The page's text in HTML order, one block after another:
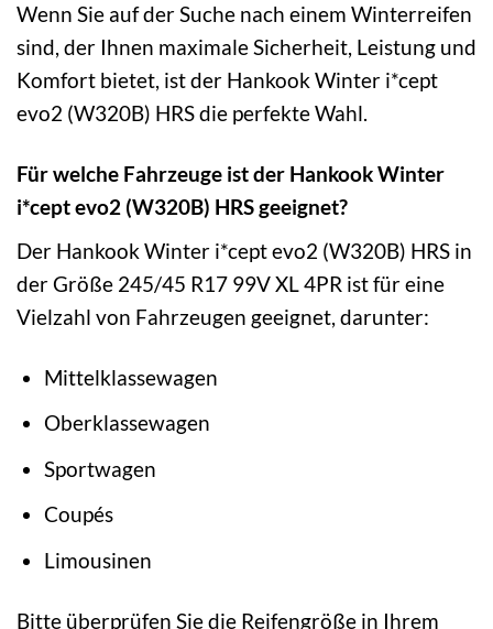
Wenn Sie auf der Suche nach einem Winterreifen
sind, der Ihnen maximale Sicherheit, Leistung und
Komfort bietet, ist der Hankook Winter i*cept
evo2 (W320B) HRS die perfekte Wahl.
Für welche Fahrzeuge ist der Hankook Winter
i*cept evo2 (W320B) HRS geeignet?
Der Hankook Winter i*cept evo2 (W320B) HRS in
der Größe 245/45 R17 99V XL 4PR ist für eine
Vielzahl von Fahrzeugen geeignet, darunter:
Mittelklassewagen
Oberklassewagen
Sportwagen
Coupés
Limousinen
Bitte überprüfen Sie die Reifengröße in Ihrem